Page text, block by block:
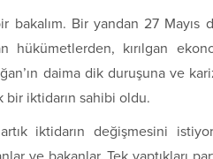
bakalım. Bir yandan 27 Mayıs
hükümetlerden, kırılgan
daima dik duruşuna ve
bir iktidarın sahibi oldu.
iktidarın değişmesini